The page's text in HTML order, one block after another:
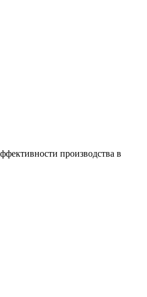
производства в